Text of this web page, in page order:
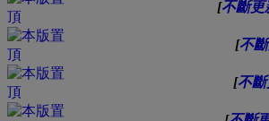
[不斷更
[不
[不